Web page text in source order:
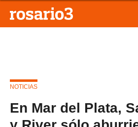
NOTICIAS
En Mar del Plata,